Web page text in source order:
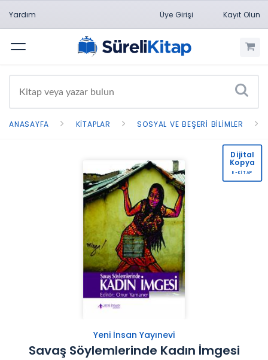
Yardım Üye Girişi Kayıt Olun
Menü
ANASAYFA KITAPLAR SOSYAL VE BEŞERI BILIMLER
Yeni İnsan Yayınevi
Savaş Söylemlerinde Kadın İmgesi
Dijital
Kopya
E-KİTAP